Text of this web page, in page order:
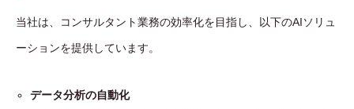
当社は、コンサルタント業務の効率化を目指し、以下のAIソリュ
ーションを提供しています。
データ分析の自動化